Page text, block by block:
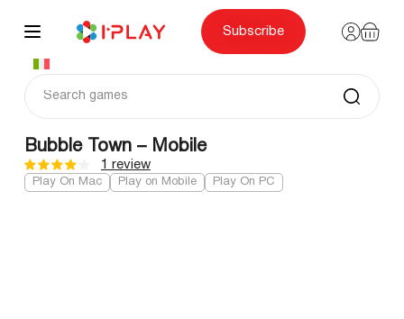
content
Subscribe
Bubble Town – Mobile
1 review
Play On Mac Play on Mobile Play On PC